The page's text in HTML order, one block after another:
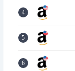
4
5
6